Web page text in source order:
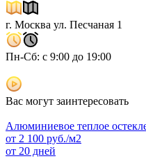
г. Москва ул. Песчаная 1
Пн-Сб: с 9:00 до 19:00
Вас могут заинтересовать
Алюминиевое теплое
от 2 100 руб./м2
от 20 дней